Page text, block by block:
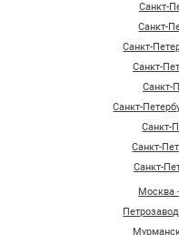
Санкт-
Санкт-
Санкт-
Санкт-
Санкт-
Санкт-
Санкт-
Санкт-
Санкт-
Москва